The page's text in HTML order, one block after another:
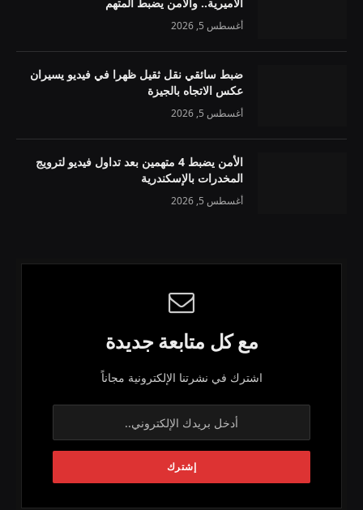
أغسطس 5, 2026
ضبط سائقي نقل ثقيل ظهرا في فيديو يسيران
عكس الاتجاه بالجيزة
أغسطس 5, 2026
الأمن يضبط 4 متهمين بعد تداول فيديو لترويج
المخدرات بالإسكندرية
أغسطس 5, 2026
مع كل متابعة جديدة
اشترك في نشرتنا الإلكترونية مجاناً